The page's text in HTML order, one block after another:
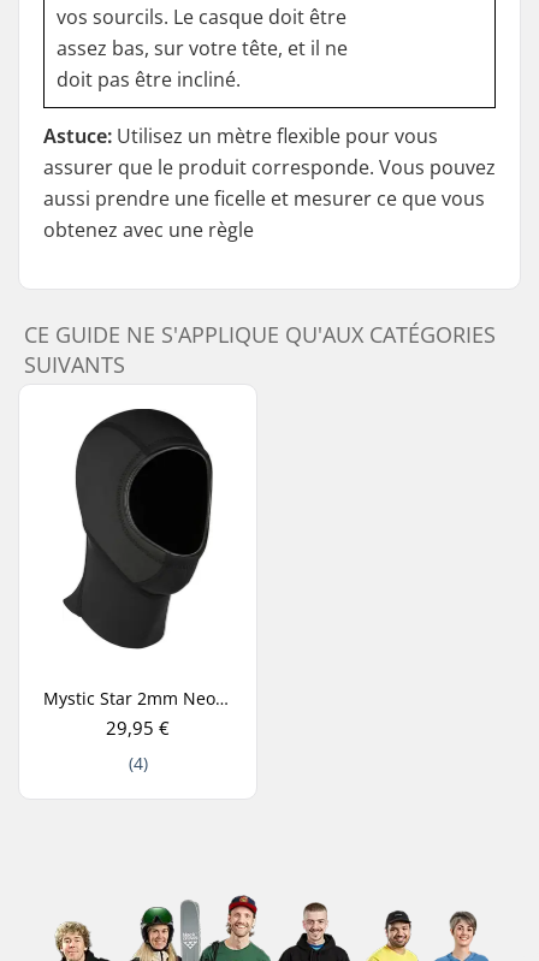
vos sourcils. Le casque doit être
assez bas, sur votre tête, et il ne
doit pas être incliné.
Astuce: Utilisez un mètre flexible pour vous
assurer que le produit corresponde. Vous pouvez
aussi prendre une ficelle et mesurer ce que vous
obtenez avec une règle
CE GUIDE NE S'APPLIQUE QU'AUX CATÉGORIES
SUIVANTS
Mystic Star 2mm Neoprene Cagoule Néoprène
29,95 €
(4)